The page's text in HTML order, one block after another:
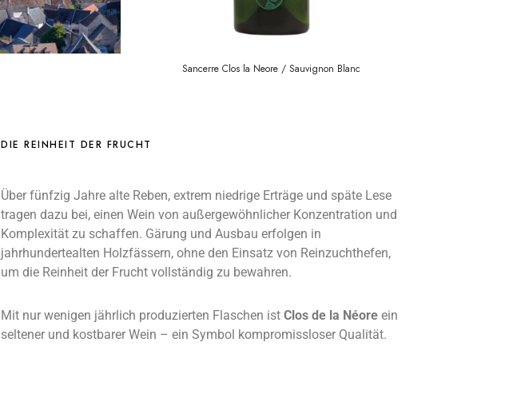
Sancerre Clos la Neore / Sauvignon Blanc
DIE REINHEIT DER FRUCHT
Über fünfzig Jahre alte Reben, extrem niedrige Erträge und späte Lese
tragen dazu bei, einen Wein von außergewöhnlicher Konzentration und
Komplexität zu schaffen. Gärung und Ausbau erfolgen in
jahrhundertealten Holzfässern, ohne den Einsatz von Reinzuchthefen,
um die Reinheit der Frucht vollständig zu bewahren.
Mit nur wenigen jährlich produzierten Flaschen istClos de la Néore ein
seltener und kostbarer Wein – ein Symbol kompromissloser Qualität.